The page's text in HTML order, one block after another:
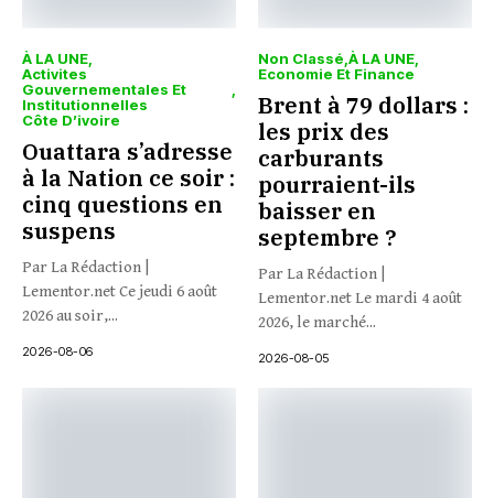
À LA UNE
Activites
Gouvernementales Et
Institutionnelles
Côte D’ivoire
Ouattara s’adresse
à la Nation ce soir :
cinq questions en
suspens
Par La Rédaction |
Lementor.net Ce jeudi 6 août
2026 au soir,...
2026-08-06
Non Classé À LA UNE
Economie Et Finance
Brent à 79 dollars :
les prix des
carburants
pourraient-ils
baisser en
septembre ?
Par La Rédaction |
Lementor.net Le mardi 4 août
2026, le marché...
2026-08-05